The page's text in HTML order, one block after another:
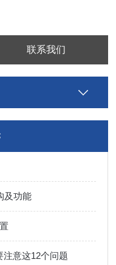
联系我们
及功能
意这12个问题